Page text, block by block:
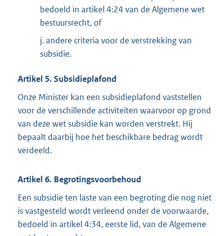
bedoeld in artikel 4:24 van de Algemene wet
bestuursrecht, of
j. andere criteria voor de verstrekking van
subsidie.
Artikel 5. Subsidieplafond
Onze Minister kan een subsidieplafond vaststellen
voor de verschillende activiteiten waarvoor op grond
van deze wet subsidie kan worden verstrekt. Hij
bepaalt daarbij hoe het beschikbare bedrag wordt
verdeeld.
Artikel 6. Begrotingsvoorbehoud
Een subsidie ten laste van een begroting die nog niet
is vastgesteld wordt verleend onder de voorwaarde,
bedoeld in artikel 4:34, eerste lid, van de Algemene